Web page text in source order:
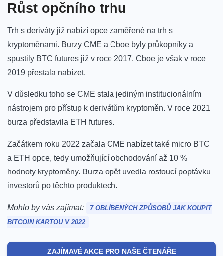
Růst opčního trhu
Trh s deriváty již nabízí opce zaměřené na trh s
kryptoměnami. Burzy CME a Cboe byly průkopníky a
spustily BTC futures již v roce 2017. Cboe je však v roce
2019 přestala nabízet.
V důsledku toho se CME stala jediným institucionálním
nástrojem pro přístup k derivátům kryptoměn. V roce 2021
burza představila ETH futures.
Začátkem roku 2022 začala CME nabízet také micro BTC
a ETH opce, tedy umožňující obchodování až 10 %
hodnoty kryptoměny. Burza opět uvedla rostoucí poptávku
investorů po těchto produktech.
Mohlo by vás zajímat:
7 OBLÍBENÝCH ZPŮSOBŮ JAK KOUPIT
BITCOIN KARTOU V 2022
ZAJÍMAVÉ AKCE PRO NAŠE ČTENÁŘE